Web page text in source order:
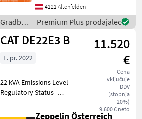
4121 Altenfelden
Gradbeni
stroji /
CAT
Premium Plus prodajalec
CAT DE22E3 B
11.520
€
Cena
vključuje
DDV
(stopnja
20%)
9.600 € neto
L. pr. 2022
22 kVA Emissions Level
Regulatory Status -
Regulatory Status - CAT_CA
Zeppelin Österreich